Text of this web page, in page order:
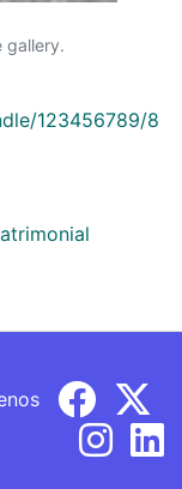
gallery.
123456789/8